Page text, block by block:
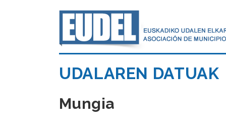
UDALAREN DATUAK
Mungia